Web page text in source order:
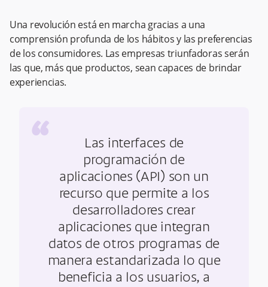
Una revolución está en marcha gracias a una
comprensión profunda de los hábitos y las preferencias
de los consumidores. Las empresas triunfadoras serán
las que, más que productos, sean capaces de brindar
experiencias.
“
Las interfaces de
programación de
aplicaciones (API) son un
recurso que permite a los
desarrolladores crear
aplicaciones que integran
datos de otros programas de
manera estandarizada lo que
beneficia a los usuarios, a